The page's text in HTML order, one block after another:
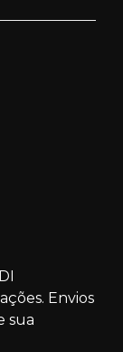
Envios
sua